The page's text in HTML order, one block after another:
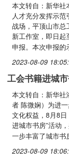
本文转自：新华社
人才充分发挥示
战场，平顶山市总
新工作室，即日
申报。本次申报的
2023-08-09
工会书籍进城
本文转自：新华社
者 陈微娴）为进
文化权益，8月8
进城市书房”活动
一步丰富了城市书
2023-08-09